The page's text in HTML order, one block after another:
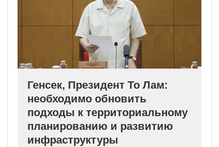
Генсек, Президент То Лам:
необходимо обновить
подходы к территориальному
планированию и развитию
инфраструктуры